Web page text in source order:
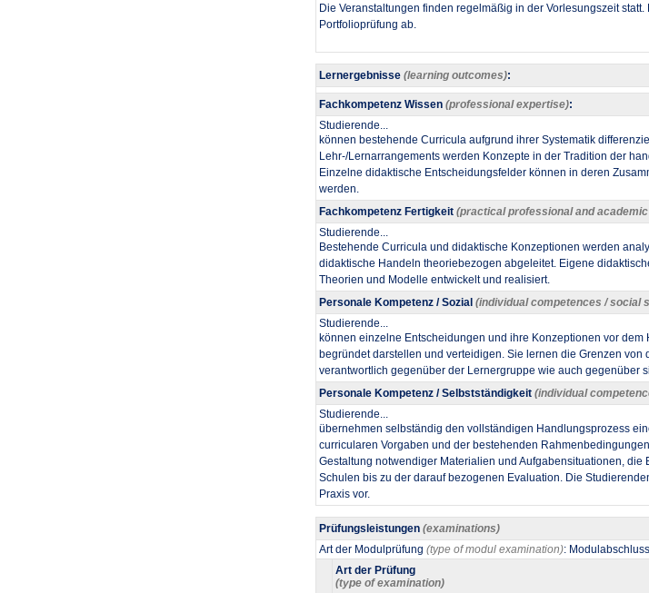
Die Veranstaltungen finden regelmäßig in der Vorlesungszeit
Portfolioprüfung ab.​
Lernergebnisse (learning outcomes):
Fachkompetenz Wissen (professional expertise):
Studierende...
​können bestehende Curricula aufgrund ihrer Systematik
Lehr-/Lernarrangements werden Konzepte in der Tradition der
Einzelne didaktische Entscheidungsfelder können in deren
werden.
Fachkompetenz Fertigkeit (practical professional and
Studierende...
​Bestehende Curricula und didaktische Konzeptionen werden
didaktische Handeln theoriebezogen abgeleitet. Eigene
Theorien und Modelle entwickelt und realisiert.
Personale Kompetenz / Sozial (individual competences / social
Studierende...
​können einzelne Entscheidungen und ihre Konzeptionen vor
begründet darstellen und verteidigen. Sie lernen die Grenzen
verantwortlich gegenüber der Lernergruppe wie auch gegenüber
Personale Kompetenz / Selbstständigkeit (individual
Studierende...
​übernehmen selbständig den vollständigen Handlungsprozess
curricularen Vorgaben und der bestehenden
Gestaltung notwendiger Materialien und Aufgabensituationen,
Schulen bis zu der darauf bezogenen Evaluation. Die
Praxis vor.
Prüfungsleistungen (examinations)
Art der Modulprüfung (type of modul examination):
Art der Prüfung
(type of examination)